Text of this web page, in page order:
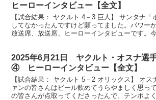
ヒーローインタビュー【全文】
【試合結果： ヤクルト 4－3 巨人】 サンタナ「
してなかったんですけど願ってました。パワー
放送席、放送席、ヒーローインタビューです。
2025年6月21日 ヤクルト・オスナ選
④ ヒーローインタビュー【全文】
【試合結果： ヤクルト 5－2 オリックス】 オス
ァンの皆さんはビール飲めてうらやましく思っ
の皆さんが点取ってくださったんで、テンポよ